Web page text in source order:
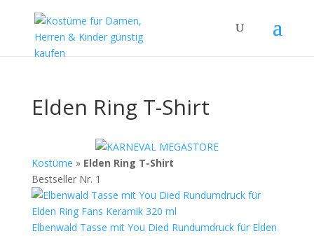
Elden Ring T-Shirt
Kostüme » Elden Ring T-Shirt
Bestseller Nr. 1
Elbenwald Tasse mit You Died Rundumdruck für Elden